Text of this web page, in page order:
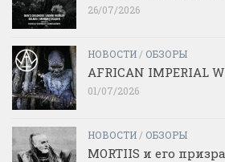
26/07/2026
НОВОСТИ / ОБЗОРЫ
AFRICAN IMPERIAL
01/07/2026
НОВОСТИ / ОБЗОРЫ
MORTIIS и его